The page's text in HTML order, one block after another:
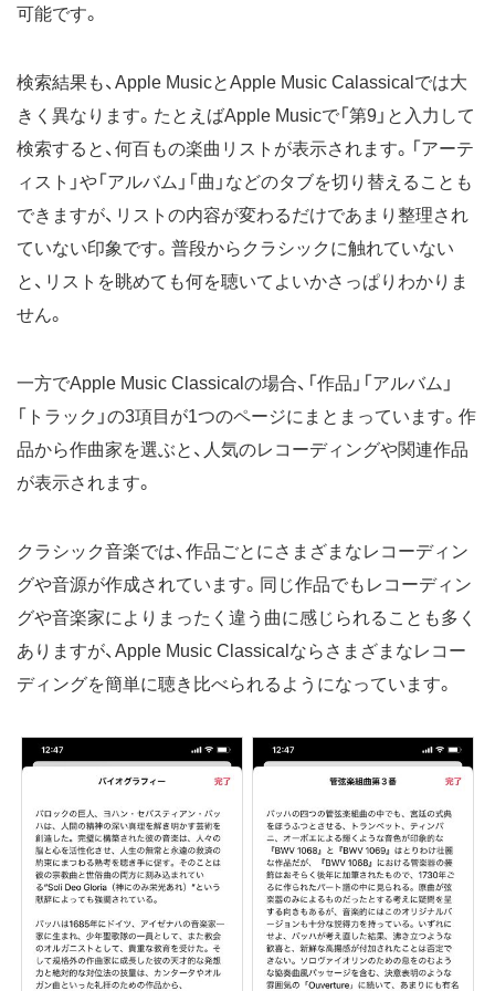
可能です。
検索結果も、Apple MusicとApple Music Calassicalでは大
きく異なります。たとえばApple Musicで「第9」と入力して
検索すると、何百もの楽曲リストが表示されます。「アーテ
ィスト」や「アルバム」「曲」などのタブを切り替えることも
できますが、リストの内容が変わるだけであまり整理され
ていない印象です。普段からクラシックに触れていない
と、リストを眺めても何を聴いてよいかさっぱりわかりま
せん。
一方でApple Music Classicalの場合、「作品」「アルバム」
「トラック」の3項目が1つのページにまとまっています。作
品から作曲家を選ぶと、人気のレコーディングや関連作品
が表示されます。
クラシック音楽では、作品ごとにさまざまなレコーディン
グや音源が作成されています。同じ作品でもレコーディン
グや音楽家によりまったく違う曲に感じられることも多く
ありますが、Apple Music Classicalならさまざまなレコー
ディングを簡単に聴き比べられるようになっています。